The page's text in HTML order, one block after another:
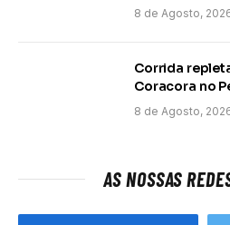
8 de Agosto,
Corrida
Coracora no
8 de Agosto,
AS NOSSAS